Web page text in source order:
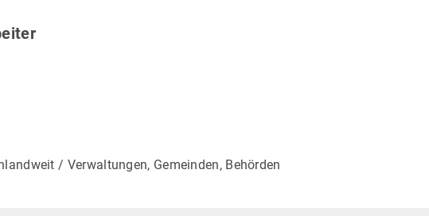
/ Verwaltungen, Gemeinden, Behörden